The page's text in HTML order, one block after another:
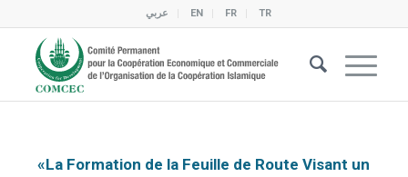
عربي EN FR TR
«La Formation de la Feuille de Route Visant un